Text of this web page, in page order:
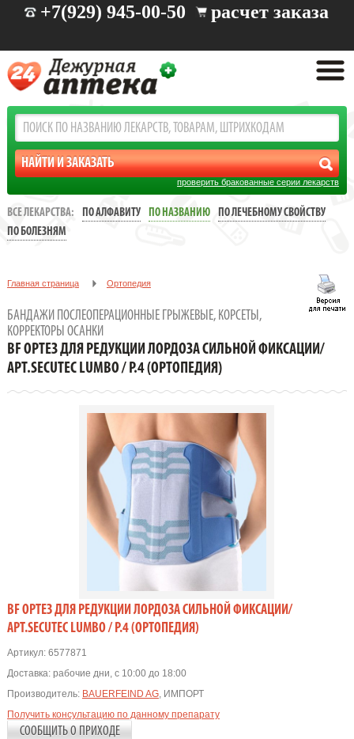
+7(929) 945-00-50 расчет заказа
проверить бракованные серии лекарств
ВСЕ ЛЕКАРСТВА: ПО АЛФАВИТУ ПО НАЗВАНИЮ
ПО ЛЕЧЕБНОМУ СВОЙСТВУ
ПО БОЛЕЗНЯМ
Главная страница Ортопедия
осанки
BF ОРТЕЗ ДЛЯ РЕДУКЦИИ ЛОРДОЗА СИЛЬНОЙ ФИКСАЦИИ/
АРТ.SECUTEC LUMBO / Р.4 (Ортопедия)
БАНДАЖИ ПОСЛЕОПЕРАЦИОННЫЕ ГРЫЖЕВЫЕ, КОРСЕТЫ,
КОРРЕКТОРЫ ОСАНКИ
BF ОРТЕЗ ДЛЯ РЕДУКЦИИ ЛОРДОЗА СИЛЬНОЙ ФИКСАЦИИ/
АРТ.SECUTEC LUMBO / Р.4 (ОРТОПЕДИЯ)
BF ОРТЕЗ ДЛЯ РЕДУКЦИИ ЛОРДОЗА СИЛЬНОЙ ФИКСАЦИИ/
АРТ.SECUTEC LUMBO / Р.4 (ОРТОПЕДИЯ)
Артикул:6577871
Доставка: рабочие дни, с 10:00 до 18:00
Производитель: BAUERFEIND AG, ИМПОРТ
Получить консультацию по данному препарату
СООБЩИТЬ О ПРИХОДЕ